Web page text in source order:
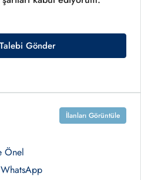
Gönder
İlanları Görüntüle
Önel
WhatsApp